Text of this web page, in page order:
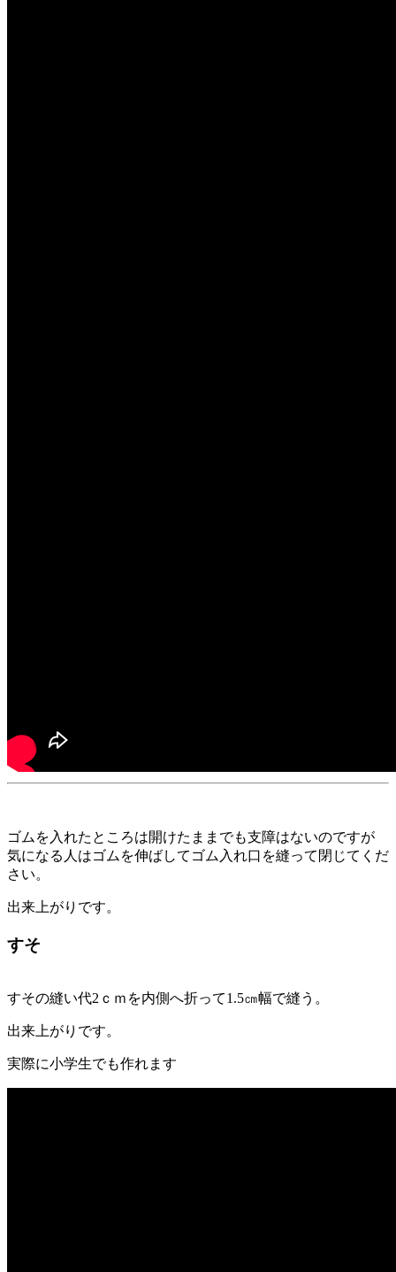
ゴムを入れたところは開けたままでも支障はないのですが
気になる人はゴムを伸ばしてゴム入れ口を縫って閉じてくだ
さい。
出来上がりです。
すそ
すその縫い代2ｃｍを内側へ折って1.5㎝幅で縫う。
出来上がりです。
実際に小学生でも作れます